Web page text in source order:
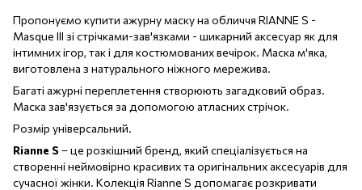
Пропонуємо купити ажурну маску на обличчя RIANNE S -
Masque III зі стрічками-зав'язками - шикарний аксесуар як для
інтимних ігор, так і для костюмованих вечірок. Маска м'яка,
виготовлена з натурального ніжного мережива.
Багаті ажурні переплетення створюють загадковий образ.
Маска зав'язується за допомогою атласних стрічок.
Розмір універсальний.
Rianne S – це розкішний бренд, який спеціалізується на
створенні неймовірно красивих та оригінальних аксесуарів для
сучасної жінки. Колекція Rianne S допомагає розкривати